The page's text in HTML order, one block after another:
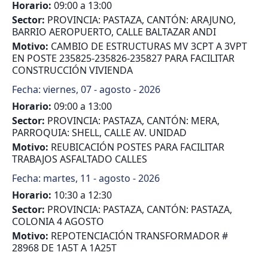
Horario: 09:00 a 13:00
Sector: PROVINCIA: PASTAZA, CANTÓN: ARAJUNO,
BARRIO AEROPUERTO, CALLE BALTAZAR ANDI
Motivo: CAMBIO DE ESTRUCTURAS MV 3CPT A 3VPT
EN POSTE 235825-235826-235827 PARA FACILITAR
CONSTRUCCIÓN VIVIENDA
Fecha: viernes, 07 - agosto - 2026
Horario: 09:00 a 13:00
Sector: PROVINCIA: PASTAZA, CANTÓN: MERA,
PARROQUIA: SHELL, CALLE AV. UNIDAD
Motivo: REUBICACIÓN POSTES PARA FACILITAR
TRABAJOS ASFALTADO CALLES
Fecha: martes, 11 - agosto - 2026
Horario: 10:30 a 12:30
Sector: PROVINCIA: PASTAZA, CANTÓN: PASTAZA,
COLONIA 4 AGOSTO
Motivo: REPOTENCIACIÓN TRANSFORMADOR #
28968 DE 1A5T A 1A25T